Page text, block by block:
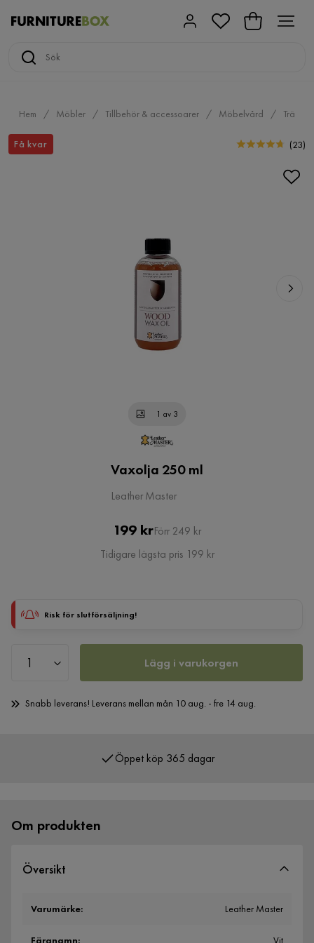
Hem Möbler Tillbehör & accessoarer Möbelvård Trä
Få kvar (23)
1 av 3
Vaxolja 250 ml
Leather Master
Pris
199 krOriginal
Pris
Förr 249 kr
Tidigare lägsta pris 199 kr
Risk för slutförsäljning!
Lägg i varukorgen
Snabb leverans! Leverans mellan mån 10 aug. - fre 14 aug.
Öppet köp 365 dagar
Om produkten
Översikt
Varumärke: Leather Master
Färgnamn: Vit